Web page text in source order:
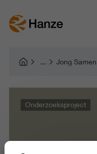
Jong Samen
Jong Samen
Onderzoeksproject